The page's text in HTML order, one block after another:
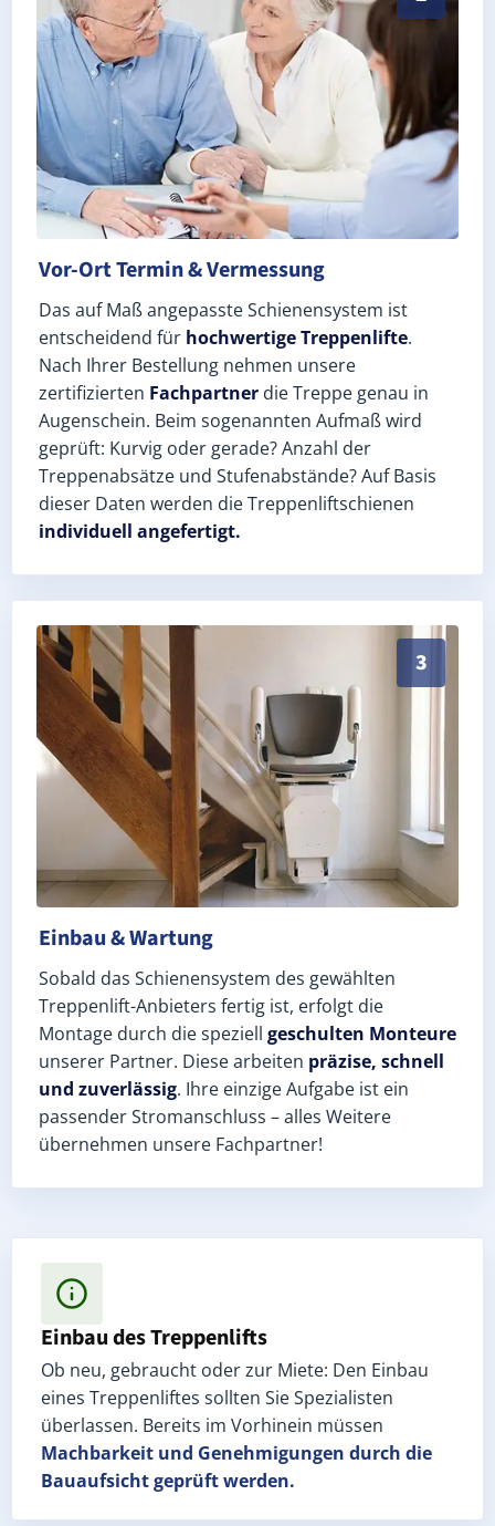
Vor-Ort Termin & Vermessung
Das auf Maß angepasste Schienensystem ist
entscheidend für hochwertige Treppenlifte.
Nach Ihrer Bestellung nehmen unsere
zertifizierten Fachpartner die Treppe genau in
Augenschein. Beim sogenannten Aufmaß wird
geprüft: Kurvig oder gerade? Anzahl der
Treppenabsätze und Stufenabstände? Auf Basis
dieser Daten werden die Treppenliftschienen
individuell angefertigt.
3
Schneller, sauberer Einbau durch zertifizierte
Einbau & Wartung
Sobald das Schienensystem des gewählten
Treppenlift-Anbieters fertig ist, erfolgt die
Montage durch die speziell geschulten Monteure
unserer Partner. Diese arbeiten präzise, schnell
und zuverlässig. Ihre einzige Aufgabe ist ein
passender Stromanschluss – alles Weitere
übernehmen unsere Fachpartner!
Einbau des Treppenlifts
Ob neu, gebraucht oder zur Miete: Den Einbau
eines Treppenliftes sollten Sie Spezialisten
überlassen. Bereits im Vorhinein müssen
Machbarkeit und Genehmigungen durch die
Bauaufsicht geprüft werden.